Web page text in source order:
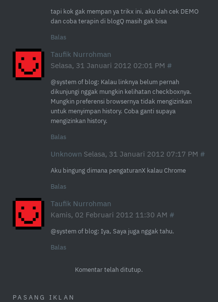
tapi kok gak mempan ya trikx ini, aku dah cek DEMO
dan coba terapin di blogQ masih gak bisa
Balas
Taufik Nurrohman
Selasa, 31 Januari 2012 02:01 PM
@system of blog: Kalau linknya belum pernah
dikunjungi nggak mungkin kelihatan checkboxnya.
Mungkin preferensi browsernya tidak mengizinkan
untuk menyimpan history. Coba ganti supaya
mengizinkan history.
Balas
Unknown Selasa, 31 Januari 2012 07:17 PM
Aku bingung dimana pengaturanX kalau Chrome
Balas
Taufik Nurrohman
Kamis, 02 Februari 2012 11:30 AM
@system of blog: Iya, Saya juga nggak tahu.
Balas
Komentar telah ditutup.
PASANG IKLAN